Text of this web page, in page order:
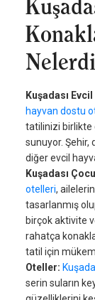
Kuşadası
hayvan dostu
tatilinizi birlikte
sunuyor. Şehir,
diğer evcil
Kuşadası
otelleri,
tasarlanmış
birçok aktivite
rahatça
tatil için
Oteller:
serin suların